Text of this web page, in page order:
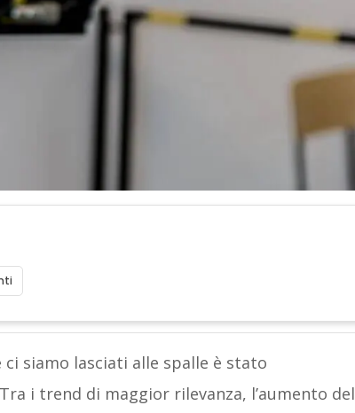
ci siamo lasciati alle spalle è stato
i trend di maggior rilevanza, l’aumento del